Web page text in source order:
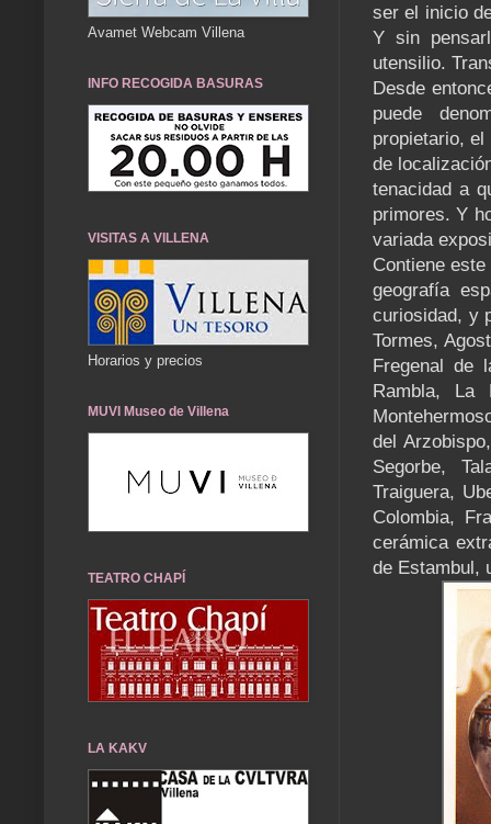
ser el inicio
Y sin
utensilio.
Desde
puede
propietario,
de
tenacidad a
primores. Y
variada
Contiene
geografía
curiosidad, y
Tormes,
Fregenal de
Rambla, La
del
Segorbe,
Traiguera,
Colombia,
cerámica
de Estambul,
Avamet Webcam Villena
INFO RECOGIDA BASURAS
VISITAS A VILLENA
Horarios y precios
MUVI Museo de Villena
TEATRO CHAPÍ
LA KAKV